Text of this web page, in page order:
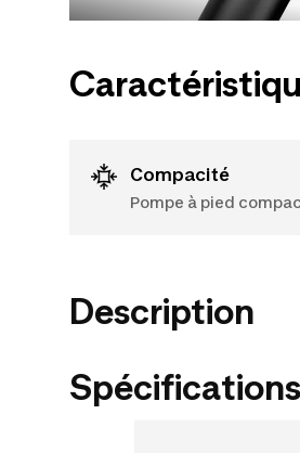
Compacité
Pompe à pied
Description
Spécifications